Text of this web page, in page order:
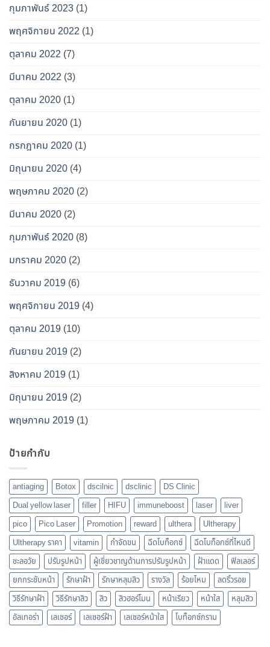
กุมภาพันธ์ 2023 (1)
พฤศจิกายน 2022 (1)
ตุลาคม 2022 (7)
มีนาคม 2022 (3)
ตุลาคม 2020 (1)
กันยายน 2020 (1)
กรกฎาคม 2020 (1)
มิถุนายน 2020 (4)
พฤษภาคม 2020 (2)
มีนาคม 2020 (2)
กุมภาพันธ์ 2020 (8)
มกราคม 2020 (2)
ธันวาคม 2019 (6)
พฤศจิกายน 2019 (4)
ตุลาคม 2019 (10)
กันยายน 2019 (2)
สิงหาคม 2019 (1)
มิถุนายน 2019 (2)
พฤษภาคม 2019 (1)
ป้ายกำกับ
antiaging Botox dscilnic dsclinic
DS Clinic
Dual yellow laser
filler HIFU immuneboost laser
liver
pico
Pico Laser Promotion reward ulthera
Ultherapy
Ultherapy ราคา
vitamin กำจัดขน ฉีดโบท็อกซ์
ฉีดโบท็อกซ์ที่ไหนดี
ชะลอวัย
ปรับรูปหน้า ผู้เชี่ยวชาญด้านการปรับรูปหน้า ฝ้าแดด
ฟิลเลอร์
ยกกระชับหน้า
รักษาฝ้า รักษาหลุมสิว รางวัล ร้อยไหม
ลดริ้วรอย
วิธีรักษาฝ้า
วิธีรักษาสิว สิว สิวฮอร์โมน หน้าเรียว หน้าใส
หลุมสิว
อัลเทอร่า
เลเซอร์ เลเซอร์ฝ้า เลเซอร์หน้าใส โบท็อกซ์กราม